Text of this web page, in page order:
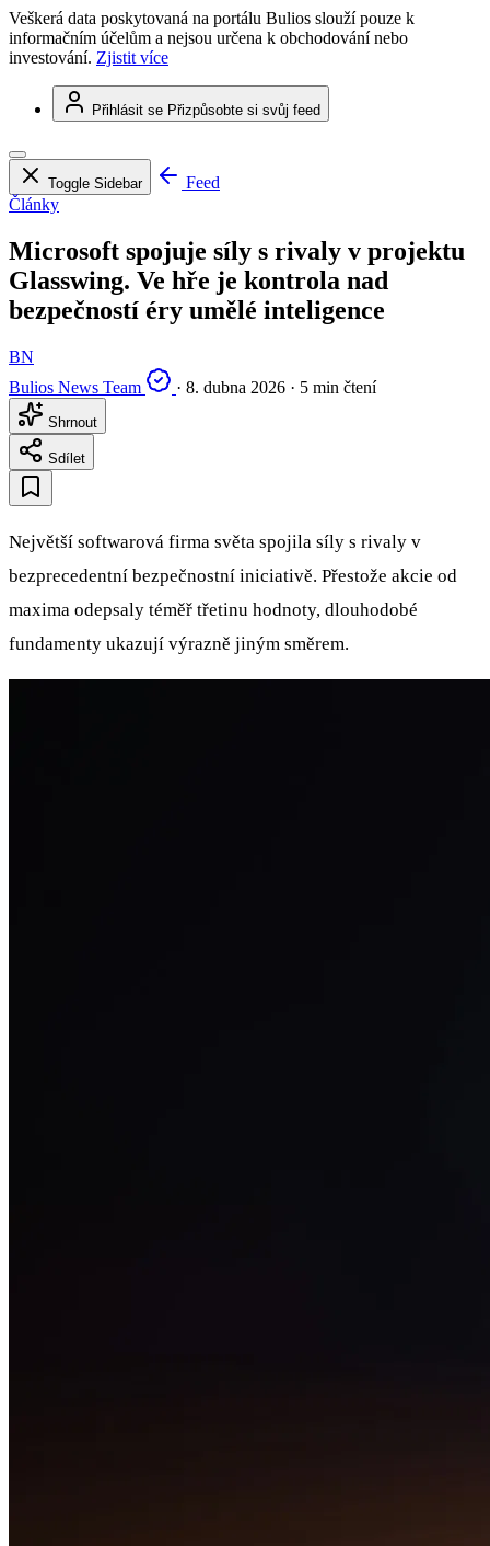
Veškerá data poskytovaná na portálu Bulios slouží pouze k
informačním účelům a nejsou určena k obchodování nebo
investování. Zjistit více
Přihlásit se Přizpůsobte si svůj feed
Toggle Sidebar
Feed
Články
Microsoft spojuje síly s rivaly v projektu
Glasswing. Ve hře je kontrola nad
bezpečností éry umělé inteligence
BN
Bulios News Team
· 8. dubna 2026 · 5 min čtení
Shrnout
Sdílet
Největší softwarová firma světa spojila síly s rivaly v
bezprecedentní bezpečnostní iniciativě. Přestože akcie od
maxima odepsaly téměř třetinu hodnoty, dlouhodobé
fundamenty ukazují výrazně jiným směrem.